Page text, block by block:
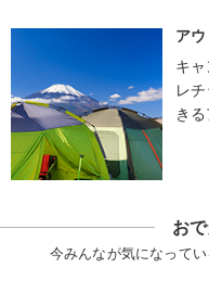
ア
キ
レ
き
お
今みんなが気になって